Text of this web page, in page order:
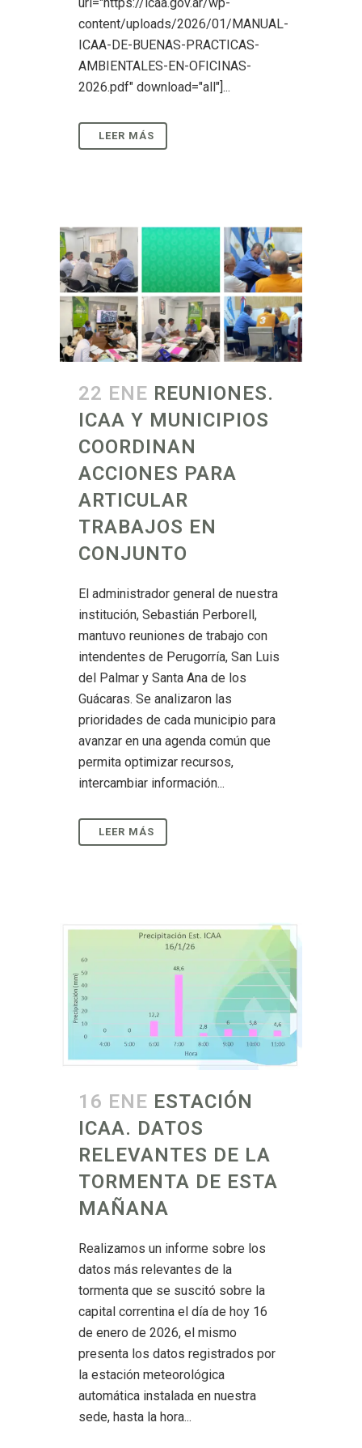
url="https://icaa.gov.ar/wp-
content/uploads/2026/01/MANUAL-
ICAA-DE-BUENAS-PRACTICAS-
AMBIENTALES-EN-OFICINAS-
2026.pdf" download="all"]...
22 ENE REUNIONES.
ICAA Y MUNICIPIOS
COORDINAN
ACCIONES PARA
ARTICULAR
TRABAJOS EN
CONJUNTO
El administrador general de nuestra
institución, Sebastián Perborell,
mantuvo reuniones de trabajo con
intendentes de Perugorría, San Luis
del Palmar y Santa Ana de los
Guácaras. Se analizaron las
prioridades de cada municipio para
avanzar en una agenda común que
permita optimizar recursos,
intercambiar información...
16 ENE ESTACIÓN
ICAA. DATOS
RELEVANTES DE LA
TORMENTA DE ESTA
MAÑANA
Realizamos un informe sobre los
datos más relevantes de la
tormenta que se suscitó sobre la
capital correntina el día de hoy 16
de enero de 2026, el mismo
presenta los datos registrados por
la estación meteorológica
automática instalada en nuestra
sede, hasta la hora...